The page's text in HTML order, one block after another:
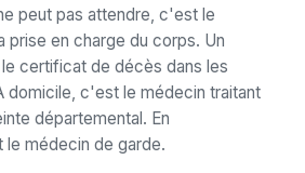
peut pas attendre, c'est le
prise en charge du corps. Un
certificat de décès dans les
domicile, c'est le médecin traitant
départemental. En
médecin de garde.